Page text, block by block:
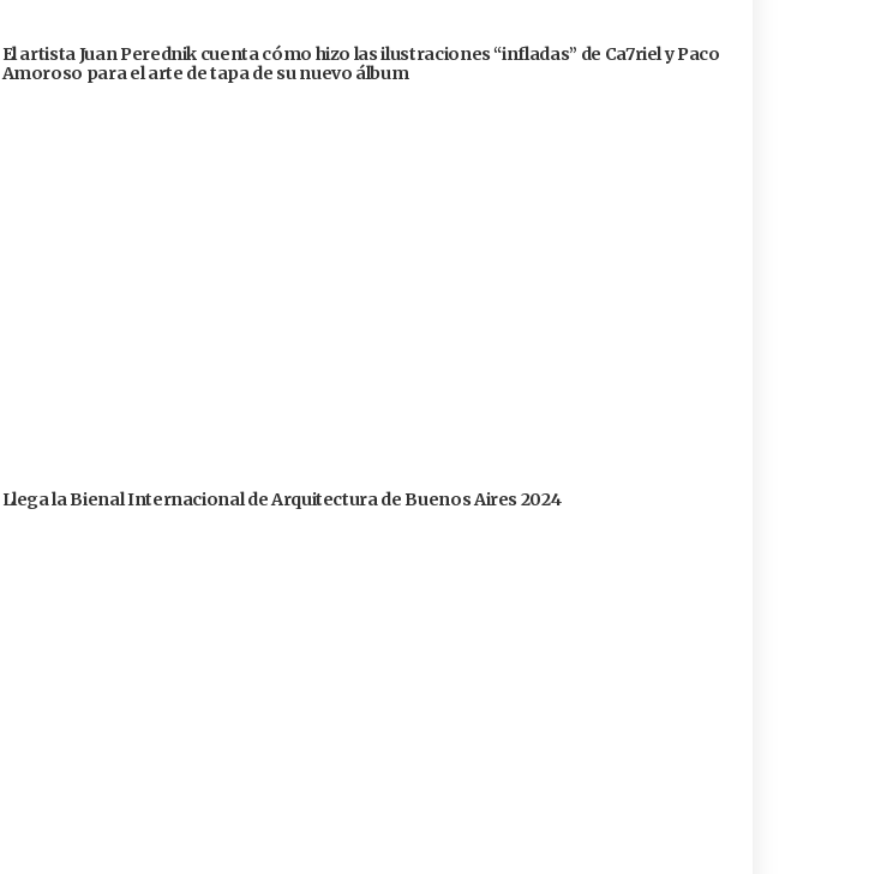
El artista Juan Perednik cuenta cómo hizo las ilustraciones “infladas” de Ca7riel y Paco
Amoroso para el arte de tapa de su nuevo álbum
Llega la Bienal Internacional de Arquitectura de Buenos Aires 2024